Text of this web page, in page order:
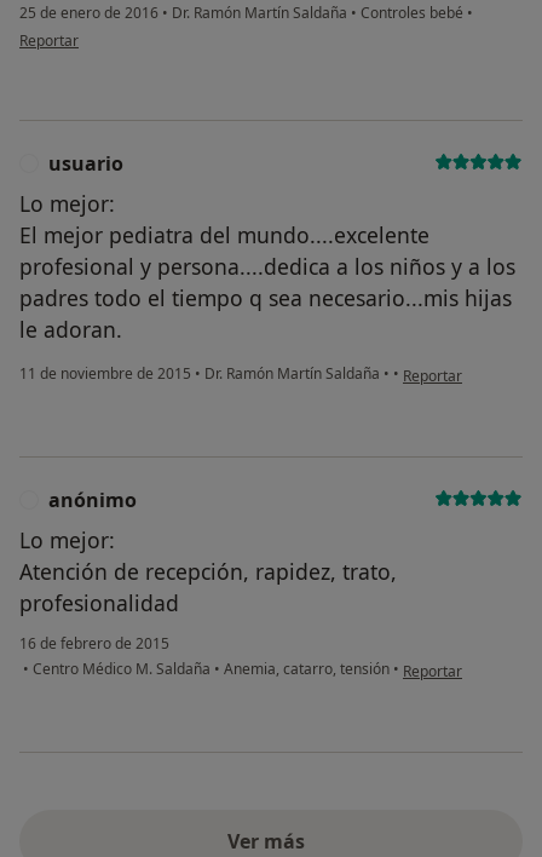
25 de enero de 2016 • Dr. Ramón Martín Saldaña • Controles bebé •
en opinión del usuario paciente anónimo
Reportar
usuario
Lo mejor:
El mejor pediatra del mundo....excelente
profesional y persona....dedica a los niños y a los
padres todo el tiempo q sea necesario...mis hijas
le adoran.
11 de noviembre de 2015 • Dr. Ramón Martín Saldaña • • en opinión del
Reportar
anónimo
Lo mejor:
Atención de recepción, rapidez, trato,
profesionalidad
16 de febrero de 2015
• Centro Médico M. Saldaña • Anemia, catarro, tensión • en opinión del
Reportar
Ver más